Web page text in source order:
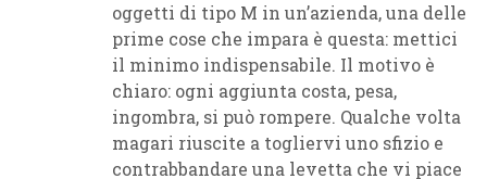
oggetti di tipo M in un’azienda, una delle
prime cose che impara è questa: mettici
il minimo indispensabile. Il motivo è
chiaro: ogni aggiunta costa, pesa,
ingombra, si può rompere. Qualche volta
magari riuscite a togliervi uno sfizio e
contrabbandare una levetta che vi piace